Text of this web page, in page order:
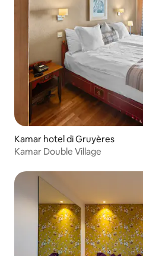
Kamar hotel di Gruyères
Kamar Double Village